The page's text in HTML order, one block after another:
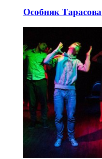
Особняк Тарасова